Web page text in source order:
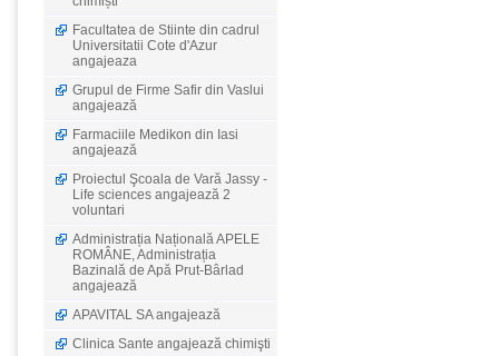
Facultatea de Stiinte din cadrul
Universitatii Cote d'Azur
angajeaza
Grupul de Firme Safir din Vaslui
angajează
Farmaciile Medikon din Iasi
angajează
Proiectul Şcoala de Vară Jassy -
Life sciences angajează 2
voluntari
Administrația Națională APELE
ROMÂNE, Administrația
Bazinală de Apă Prut-Bârlad
angajează
APAVITAL SA angajează
Clinica Sante angajează chimişti